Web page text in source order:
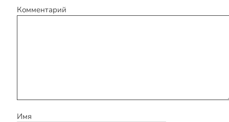
Комментарий
Имя